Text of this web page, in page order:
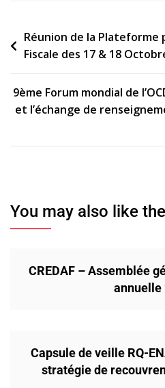
Navigation
de
Réunion de la Plateforme
Fiscale des 17 & 18
9ème Forum mondial de
et l’échange de
You may also like
CREDAF – Assemblée
annuelle
Capsule de veille RQ-
stratégie de